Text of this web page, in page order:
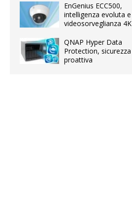
EnGenius ECC500,
intelligenza evoluta e
videosorveglianza 4K
QNAP Hyper Data
Protection, sicurezza
proattiva